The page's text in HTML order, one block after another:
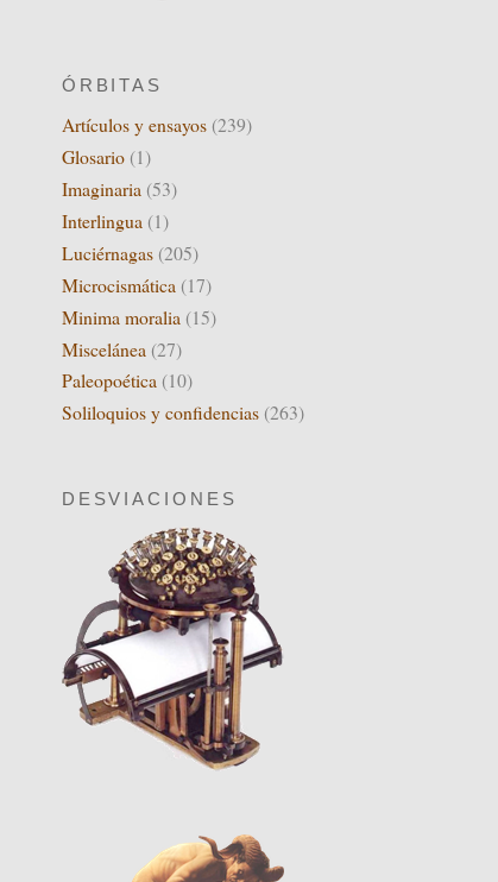
ÓRBITAS
Artículos y ensayos (239)
Glosario (1)
Imaginaria (53)
Interlingua (1)
Luciérnagas (205)
Microcismática (17)
Minima moralia (15)
Miscelánea (27)
Paleopoética (10)
Soliloquios y confidencias (263)
DESVIACIONES